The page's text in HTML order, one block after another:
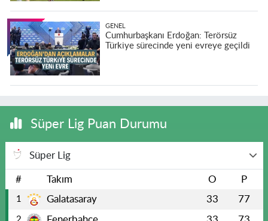
GENEL
Cumhurbaşkanı Erdoğan: Terörsüz
Türkiye sürecinde yeni evreye geçildi
Süper Lig Puan Durumu
Süper Lig
# Takım O P
1 Galatasaray 33 77